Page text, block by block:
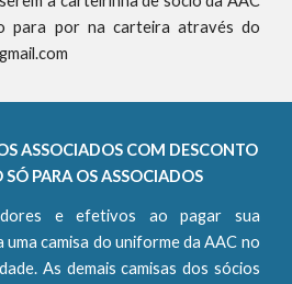
para por na carteira através do
ASSOCIADOS COM DESCONTO
PARA OS ASSOCIADOS
e efetivos ao pagar sua
camisa do uniforme da AAC no
As demais camisas dos sócios